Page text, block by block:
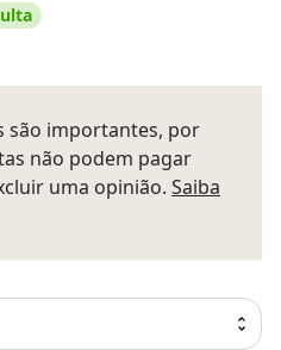
são importantes, por
não podem pagar
uma opinião. Saiba